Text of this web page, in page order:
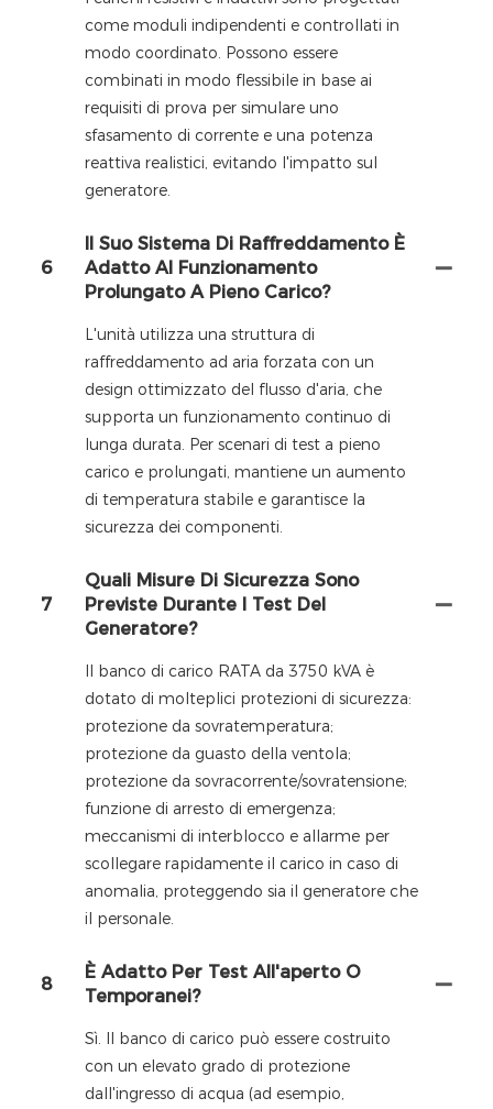
come moduli indipendenti e controllati in
modo coordinato. Possono essere
combinati in modo flessibile in base ai
requisiti di prova per simulare uno
sfasamento di corrente e una potenza
reattiva realistici, evitando l'impatto sul
generatore.
6
Il Suo Sistema Di Raffreddamento È
Adatto Al Funzionamento
Prolungato A Pieno Carico?
L'unità utilizza una struttura di
raffreddamento ad aria forzata con un
design ottimizzato del flusso d'aria, che
supporta un funzionamento continuo di
lunga durata. Per scenari di test a pieno
carico e prolungati, mantiene un aumento
di temperatura stabile e garantisce la
sicurezza dei componenti.
7
Quali Misure Di Sicurezza Sono
Previste Durante I Test Del
Generatore?
Il banco di carico RATA da 3750 kVA è
dotato di molteplici protezioni di sicurezza:
protezione da sovratemperatura;
protezione da guasto della ventola;
protezione da sovracorrente/sovratensione;
funzione di arresto di emergenza;
meccanismi di interblocco e allarme per
scollegare rapidamente il carico in caso di
anomalia, proteggendo sia il generatore che
il personale.
8
È Adatto Per Test All'aperto O
Temporanei?
Sì. Il banco di carico può essere costruito
con un elevato grado di protezione
dall'ingresso di acqua (ad esempio,